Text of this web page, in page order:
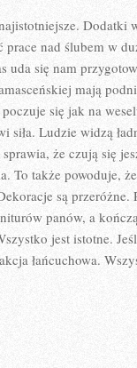
ZABAWY
I
MOMENTY
ŚLUBU.
CHODZI
NATURALNIE
O
SALĘ
WESELNĄ
Dodatki
prace nad ślubem w
uda się nam
mają
się jak na
Ludzie widzą
że czują się
To także powoduje,
są przeróżne.
panów, a
jest istotne.
łańcuchowa.